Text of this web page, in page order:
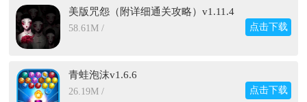
美版咒怨（附详细通关攻略）v1.11.4
58.61M / 点击下载
青蛙泡沫v1.6.6
26.19M / 点击下载